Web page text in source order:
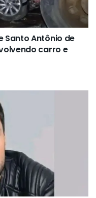
Santo Antônio de
carro e